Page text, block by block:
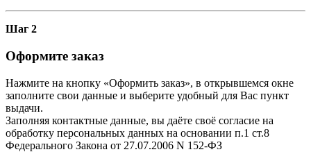
Шаг 2
Оформите заказ
Нажмите на кнопку «Оформить заказ», в открывшемся окне
заполните свои данные и выберите удобный для Вас пункт
выдачи.
Заполняя контактные данные, вы даёте своё согласие на
обработку персональных данных на основании п.1 ст.8
Федерального Закона от 27.07.2006 N 152-ФЗ